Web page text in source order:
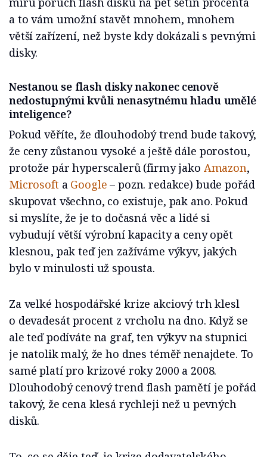
a to vám umožní stavět mnohem, mnohem
větší zařízení, než byste kdy dokázali s pevnými
disky.
Nestanou se flash disky nakonec cenově
nedostupnými kvůli nenasytnému hladu umělé
inteligence?
Pokud věříte, že dlouhodobý trend bude takový,
že ceny zůstanou vysoké a ještě dále porostou,
protože pár hyperscalerů (firmy jako Amazon,
Microsofta Google – pozn. redakce) bude pořád
skupovat všechno, co existuje, pak ano. Pokud
si myslíte, že je to dočasná věc a lidé si
vybudují větší výrobní kapacity a ceny opět
klesnou, pak teď jen zažíváme výkyv, jakých
bylo v minulosti už spousta.
Za velké hospodářské krize akciový trh klesl
o devadesát procent z vrcholu na dno. Když se
ale teď podíváte na graf, ten výkyv na stupnici
je natolik malý, že ho dnes téměř nenajdete. To
samé platí pro krizové roky 2000 a 2008.
Dlouhodobý cenový trend flash pamětí je pořád
takový, že cena klesá rychleji než u pevných
disků.